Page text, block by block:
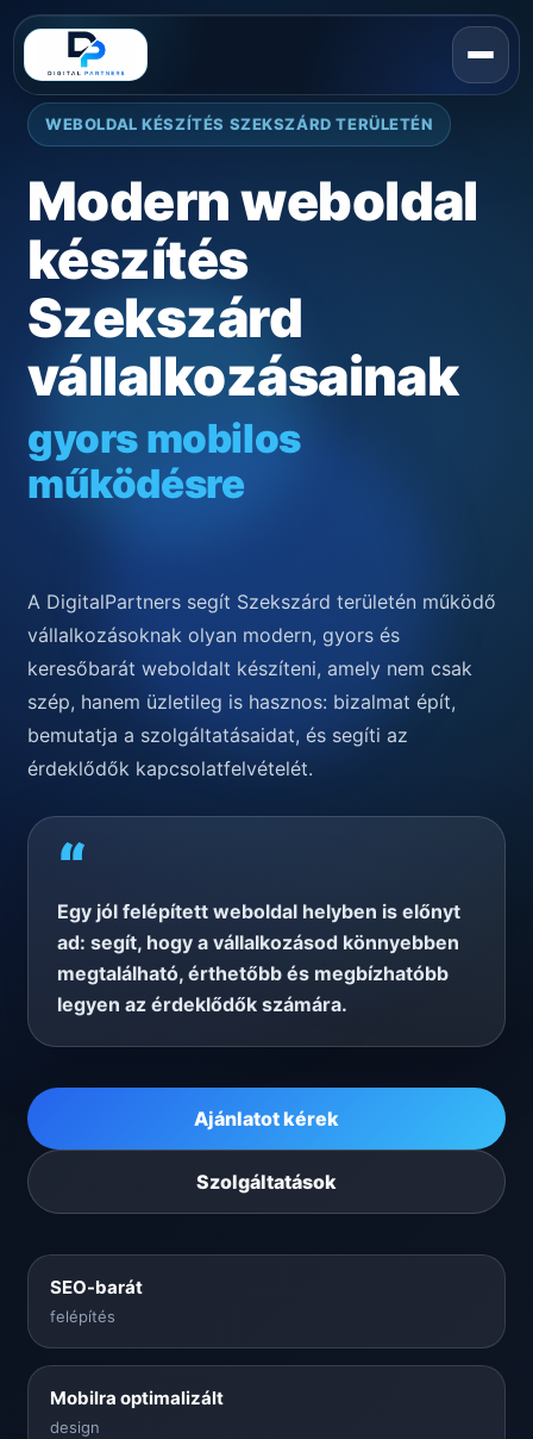
WEBOLDAL KÉSZÍTÉS SZEKSZÁRD TERÜLETÉN
Modern weboldal
készítés
Szekszárd
vállalkozásainak
gyors mobilos
működésre
A DigitalPartners segít Szekszárd területén működő
vállalkozásoknak olyan modern, gyors és
keresőbarát weboldalt készíteni, amely nem csak
szép, hanem üzletileg is hasznos: bizalmat épít,
bemutatja a szolgáltatásaidat, és segíti az
érdeklődők kapcsolatfelvételét.
“
Egy jól felépített weboldal helyben is előnyt
ad: segít, hogy a vállalkozásod könnyebben
megtalálható, érthetőbb és megbízhatóbb
legyen az érdeklődők számára.
Ajánlatot kérek
Szolgáltatások
SEO-barát
felépítés
Mobilra optimalizált
design